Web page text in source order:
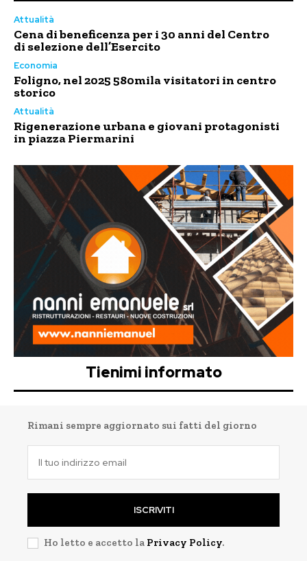
Attualità
Cena di beneficenza per i 30 anni del Centro
di selezione dell’Esercito
Economia
Foligno, nel 2025 580mila visitatori in centro
storico
Attualità
Rigenerazione urbana e giovani protagonisti
in piazza Piermarini
Tienimi informato
Rimani sempre aggiornato sui fatti del giorno
ISCRIVITI
Ho letto e accetto la Privacy Policy.